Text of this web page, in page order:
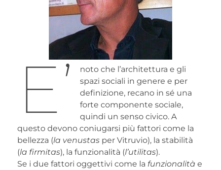
E’
noto che l’architettura e gli
spazi sociali in genere e per
definizione, recano in sé una
forte componente sociale,
quindi un senso civico. A
questo devono coniugarsi più fattori come la
bellezza (la venustas per Vitruvio), la stabilità
(la firmitas), la funzionalità (l’utilitas).
Se i due fattori oggettivi come la funzionalità e